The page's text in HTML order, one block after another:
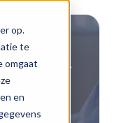
op.
te
omgaat
en